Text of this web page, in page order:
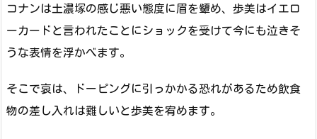
コナンは土濃塚の感じ悪い態度に眉を顰め、歩美はイエロ
ーカードと言われたことにショックを受けて今にも泣きそ
うな表情を浮かべます。
そこで哀は、ドーピングに引っかかる恐れがあるため飲食
物の差し入れは難しいと歩美を宥めます。